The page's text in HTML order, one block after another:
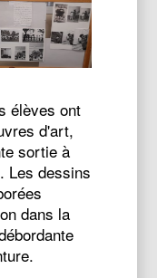
élèves ont
d'art,
sortie à
Les dessins
dans la